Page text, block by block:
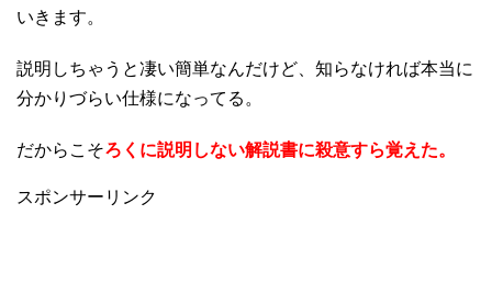
いきます。
説明しちゃうと凄い簡単なんだけど、知らなければ本当に
分かりづらい仕様になってる。
だからこそろくに説明しない解説書に殺意すら覚えた。
スポンサーリンク